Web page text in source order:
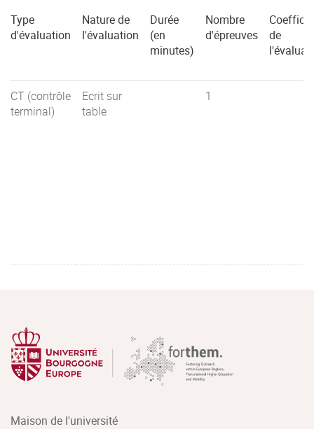
Type
d'évaluation
Nature de
l'évaluation
Durée
(en
minutes)
Nombre
d'épreuves
de
CT (contrôle
terminal)
Ecrit sur
table
1
Maison de l'université